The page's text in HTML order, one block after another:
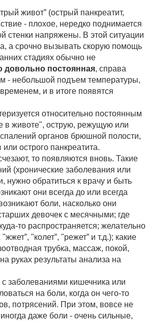
живот” (острый панкреатит,
- плохое, нередко поднимается
стенки напряжены. В этой ситуации
а срочно вызывать скорую помощь
стадиях обычно не
довольно постоянная, справа
- небольшой подъем температуры,
и в итоге появятся
относительно постоянным
в животе", острую, режущую или
органов брюшной полости,
острого панкреатита.
то появляются вновь. Такие
(хронические заболевания или
нужно обратиться к врачу и быть
они всегда до или всегда
боли, насколько они
девочек с месячными; где
то распространяется; желательно
"колет”, "режет” и т.д.); какие
трубка, массаж, покой,
руках результаты анализа на
заболеваниями кишечника или
на боли, когда он чего-то
потрясений. При этом, вовсе не
даже боли - очень сильные,